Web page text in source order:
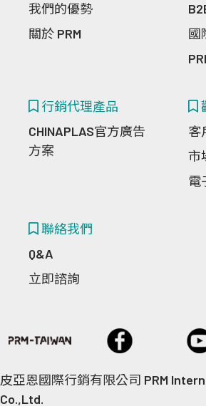
我們的優勢
關於 PRM
國
行銷代理產品
CHINAPLAS官方廣告
方案
客
市
電
聯絡我們
Q&A
立即諮詢
皮亞恩國際行銷有限公司 PRM
Co.,Ltd.